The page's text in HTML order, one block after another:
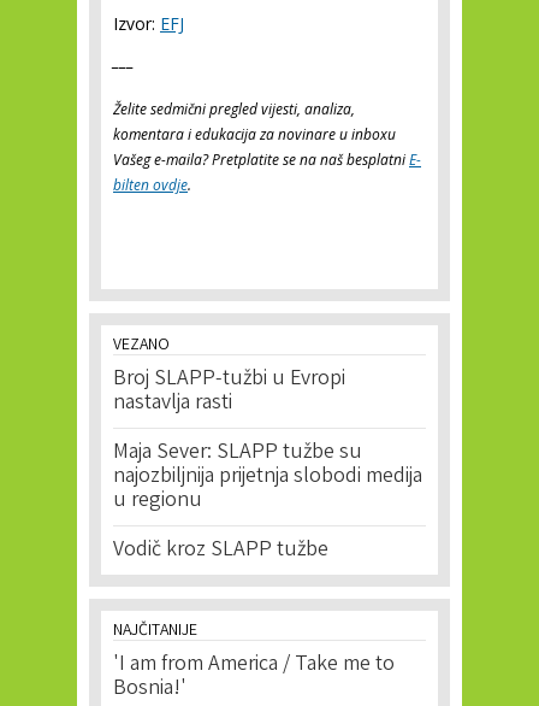
Izvor: EFJ
Želite sedmični pregled vijesti, analiza,
komentara i edukacija za novinare u inboxu
Vašeg e-maila? Pretplatite se na naš besplatniE-
bilten ovdje.
VEZANO
Broj SLAPP-tužbi u Evropi
nastavlja rasti
Maja Sever: SLAPP tužbe su
najozbiljnija prijetnja slobodi medija
u regionu
Vodič kroz SLAPP tužbe
NAJČITANIJE
'I am from America / Take me to
Bosnia!'